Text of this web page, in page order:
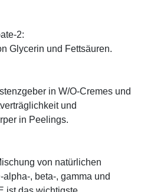
2:
Glycerin und Fettsäuren.
in W/O-Cremes und
und
in Peelings.
von natürlichen
, beta-, gamma und